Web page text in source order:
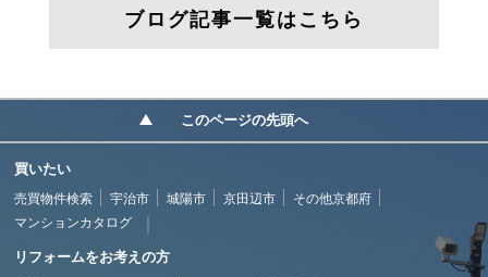
ブログ記事一覧はこちら
このページの先頭へ
買いたい
売買物件検索 宇治市 城陽市 京田辺市
その他京都府
マンションカタログ
リフォームをお考えの方